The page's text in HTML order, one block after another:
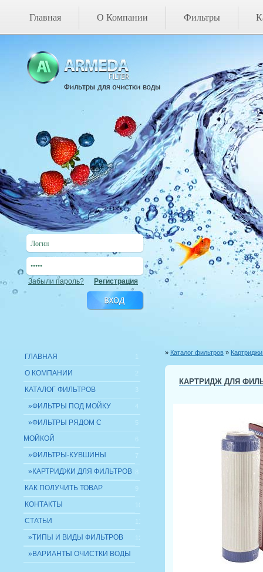
Главная О Компании Фильтры
Забыли пароль? Регистрация
ГЛАВНАЯ
О КОМПАНИИ
КАТАЛОГ ФИЛЬТРОВ 3
»ФИЛЬТРЫ ПОД МОЙКУ 4
»ФИЛЬТРЫ РЯДОМ С
МОЙКОЙ
5
»ФИЛЬТРЫ-КУВШИНЫ
»КАРТРИДЖИ ДЛЯ ФИЛЬТРОВ
КАК ПОЛУЧИТЬ ТОВАР
КОНТАКТЫ
СТАТЬИ
»ТИПЫ И ВИДЫ ФИЛЬТРОВ
»ВАРИАНТЫ ОЧИСТКИ ВОДЫ
» Каталог фильтров »
КАРТРИДЖ ДЛЯ